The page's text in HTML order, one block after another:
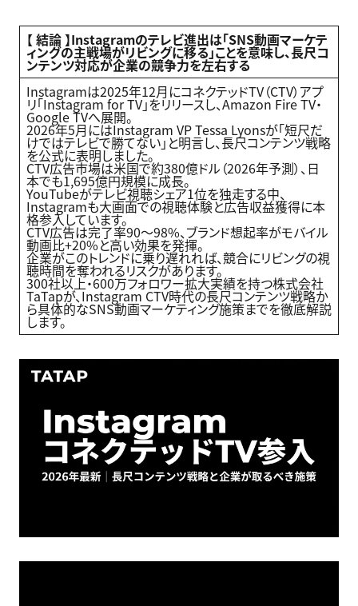
【 結論 】Instagramのテレビ進出は「SNS動画マーケテ
ィングの主戦場がリビングに移る」ことを意味し、長尺コ
ンテンツ対応が企業の競争力を左右する
Instagramは2025年12月にコネクテッドTV（CTV）アプ
リ「Instagram for TV」をリリースし、Amazon Fire TV・
Google TVへ展開。
2026年5月にはInstagram VP Tessa Lyonsが「短尺だ
けではテレビで勝てない」と明言し、長尺コンテンツ戦略
を公式に表明しました。
CTV広告市場は米国で約380億ドル（2026年予測）、日
本でも1,695億円規模に成長。
YouTubeがテレビ視聴シェア1位を独走する中、
Instagramも大画面での視聴体験と広告収益獲得に本
格参入しています。
CTV広告は完了率90〜98%、ブランド想起率がモバイル
動画比+20%と高い効果を発揮。
企業がこのトレンドに乗り遅れれば、競合にリビングの視
聴時間を奪われるリスクがあります。
300社以上・600万フォロワー拡大実績を持つ株式会社
TaTapが、Instagram CTV時代の長尺コンテンツ戦略か
ら具体的なSNS動画マーケティング施策までを徹底解説
します。